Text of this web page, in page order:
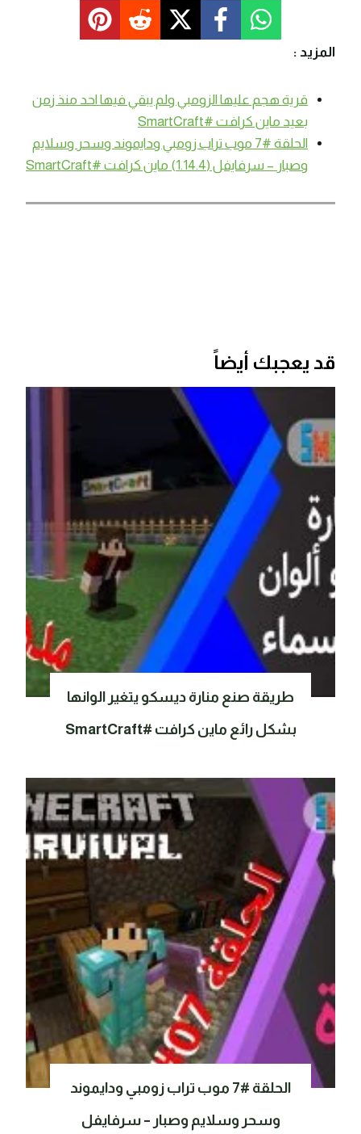
المزيد :
قرية هجم عليها الزومبي ولم يبقي فيها احد منذ زمن
بعيد ماين كرافت #SmartCraft
الحلقة #7 موب تراب زومبي ودايموند وسحر وسلايم
وصبار – سرفايفل (1.14.4) ماين كرافت #SmartCraft
قد يعجبك أيضاً
طريقة صنع منارة ديسكو يتغير الوانها
بشكل رائع ماين كرافت #SmartCraft
الحلقة #7 موب تراب زومبي ودايموند
وسحر وسلايم وصبار – سرفايفل